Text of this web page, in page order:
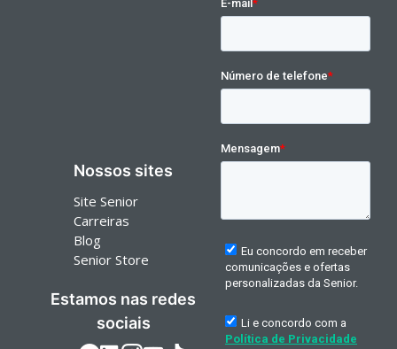
Nossos sites
Site Senior
Carreiras
Blog
Senior Store
Estamos nas redes
sociais